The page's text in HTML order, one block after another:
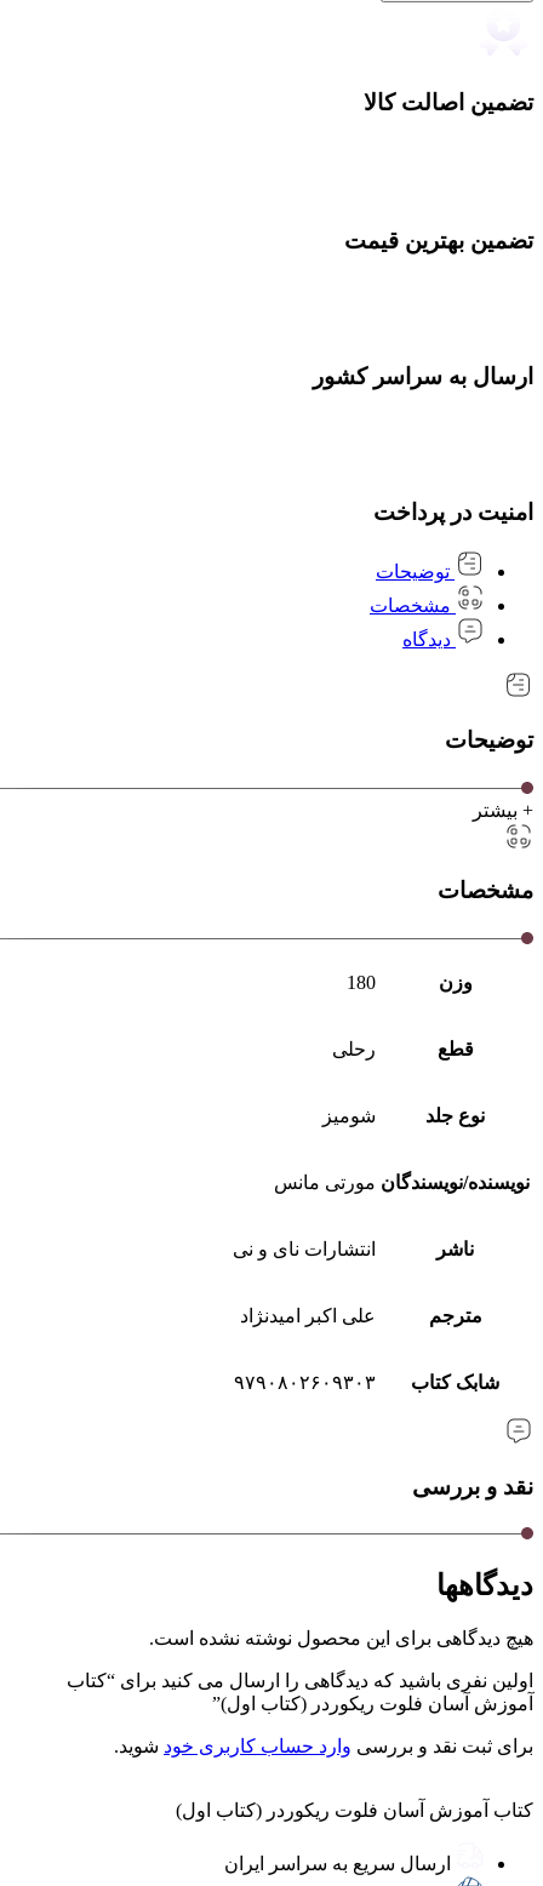
تضمین اصالت کالا
تضمین بهترین قیمت
ارسال به سراسر کشور
امنیت در پرداخت
توضیحات
مشخصات
دیدگاه
توضیحات
+ بیشتر
مشخصات
وزن 180
قطع رحلی
نوع جلد شومیز
نویسنده/نویسندگان مورتی مانس
ناشر انتشارات نای و نی
مترجم علی اکبر امیدنژاد
شابک کتاب ۹۷۹٠۸٠۲۶٠۹۳٠۳
نقد و بررسی
دیدگاهها
هیچ دیدگاهی برای این محصول نوشته نشده است.
اولین نفری باشید که دیدگاهی را ارسال می کنید برای “کتاب
آموزش آسان فلوت ریکوردر (کتاب اول)”
برای ثبت نقد و بررسی وارد حساب کاربری خود شوید.
کتاب آموزش آسان فلوت ریکوردر (کتاب اول)
ارسال سریع به سراسر ایران